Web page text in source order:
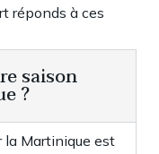
réponds à ces
saison
?
la Martinique est